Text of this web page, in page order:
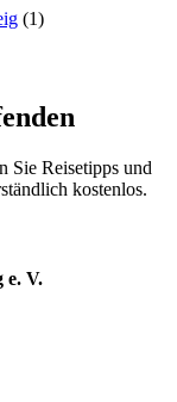
(1)
Sie Reisetipps und
kostenlos.
e. V.